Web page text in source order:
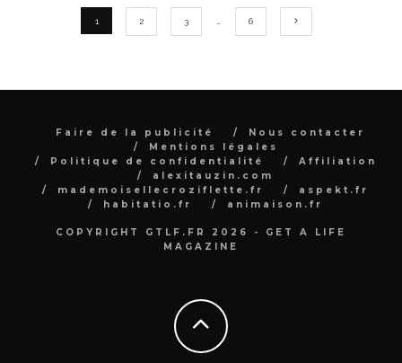
1 2 3 6
Faire de la publicité
Nous contacter
Mentions légales
Politique de confidentialité
Affiliation
alexitauzin.com
mademoisellecroziflette.fr
aspekt.fr
habitatio.fr
animaison.fr
COPYRIGHT GTLF.FR 2026 - GET A LIFE
MAGAZINE